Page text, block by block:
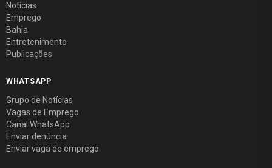
Notícias
Emprego
Bahia
Entretenimento
Publicações
WHATSAPP
Grupo de Notícias
Vagas de Emprego
Canal WhatsApp
Enviar denúncia
Enviar vaga de emprego